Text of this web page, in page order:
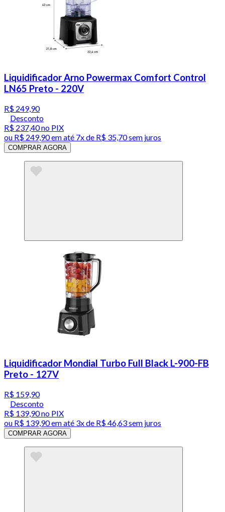
Liquidificador Arno Powermax Comfort Control
LN65 Preto - 220V
R$ 249,90
Desconto
R$ 237,40no PIX
ou R$ 249,90em até 7x de R$ 35,70 sem juros
COMPRAR AGORA
Liquidificador Mondial Turbo Full Black L-900-FB
Preto - 127V
R$ 159,90
Desconto
R$ 139,90no PIX
ou R$ 139,90em até 3x de R$ 46,63 sem juros
COMPRAR AGORA